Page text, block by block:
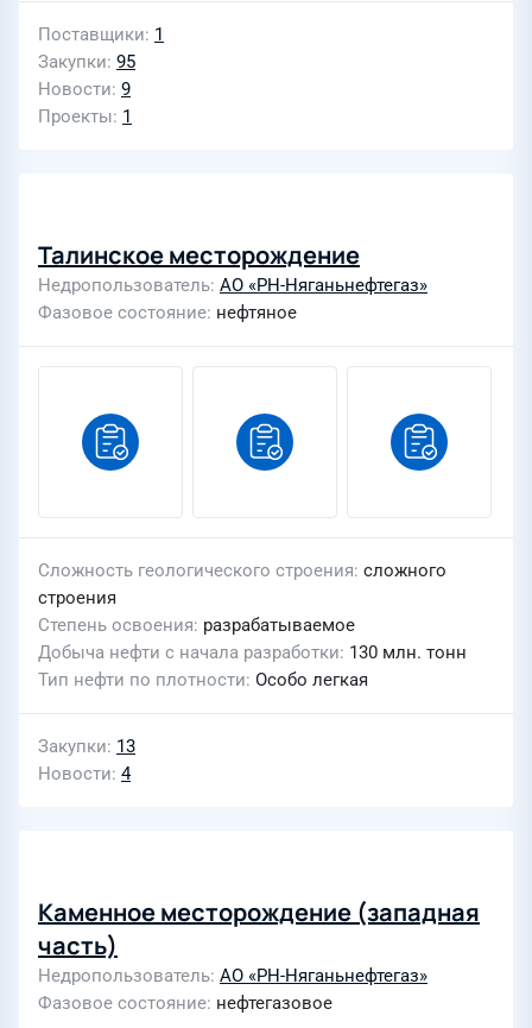
Поставщики 1
Закупки 95
Новости 9
Проекты 1
Талинское месторождение
Недропользователь АО «РН-Няганьнефтегаз»
Фазовое состояние нефтяное
Сложность геологического строения сложного
строения
Степень освоения разрабатываемое
Добыча нефти с начала разработки 130 млн. тонн
Тип нефти по плотности Особо легкая
Закупки 13
Новости 4
Каменное месторождение (западная
часть)
Недропользователь АО «РН-Няганьнефтегаз»
Фазовое состояние нефтегазовое